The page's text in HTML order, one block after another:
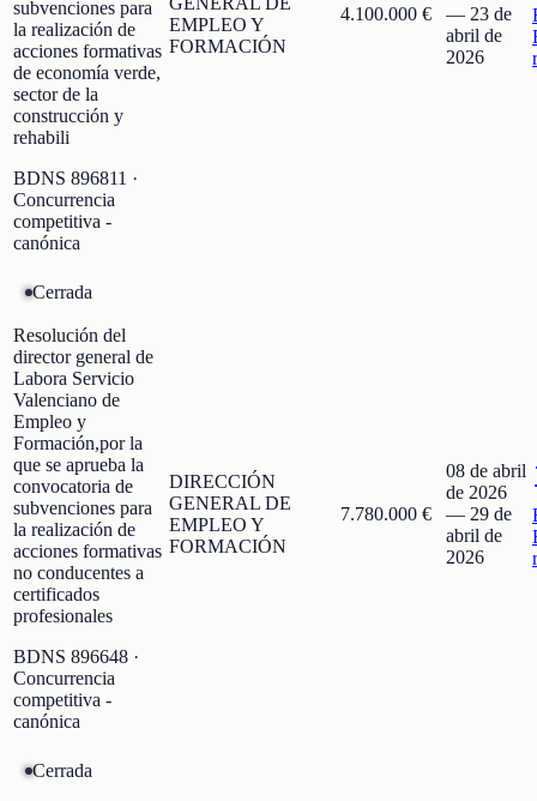
subvenciones para
la realización de
acciones formativas
de economía verde,
sector de la
construcción y
rehabili
BDNS 896811 ·
Concurrencia
competitiva -
canónica
EMPLEO Y
FORMACIÓN
4.100.000 €
— 23 de
abril de
2026
Cerrada
Resolución del
director general de
Labora Servicio
Valenciano de
Empleo y
Formación,por la
que se aprueba la
convocatoria de
subvenciones para
la realización de
acciones formativas
no conducentes a
certificados
profesionales
BDNS 896648 ·
Concurrencia
competitiva -
canónica
DIRECCIÓN
GENERAL DE
EMPLEO Y
FORMACIÓN
7.780.000 €
08 de abril
de 2026
— 29 de
abril de
2026
Cerrada